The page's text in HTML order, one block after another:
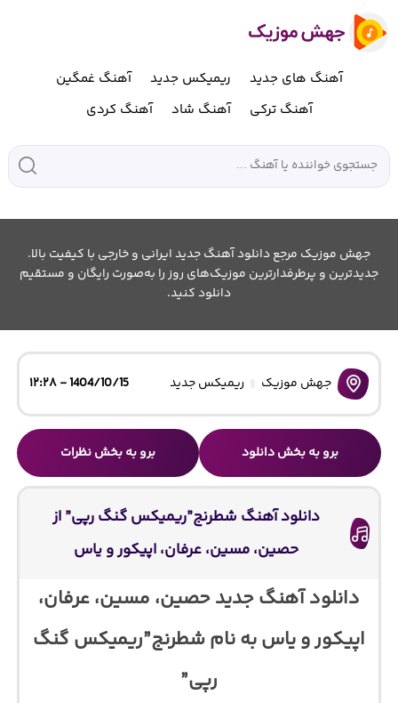
آهنگ های جدید ریمیکس جدید
آهنگ غمگین
آهنگ ترکی
آهنگ شاد آهنگ کردی
جهش موزیک مرجع دانلود آهنگ جدید ایرانی و خارجی با کیفیت بالا.
جدیدترین و پرطرفدارترین موزیک‌های روز را به‌صورت رایگان و مستقیم
دانلود کنید.
جهش موزیک ریمیکس جدید 1404/10/15 - ۱۲:۲۸
برو به بخش دانلود برو به بخش نظرات
دانلود آهنگ شطرنج”ریمیکس گنگ رپی” از
حصین، مسین، عرفان، اپیکور و یاس
دانلود آهنگ جدید حصین، مسین، عرفان،
اپیکور و یاس به نام شطرنج”ریمیکس گنگ
رپی”